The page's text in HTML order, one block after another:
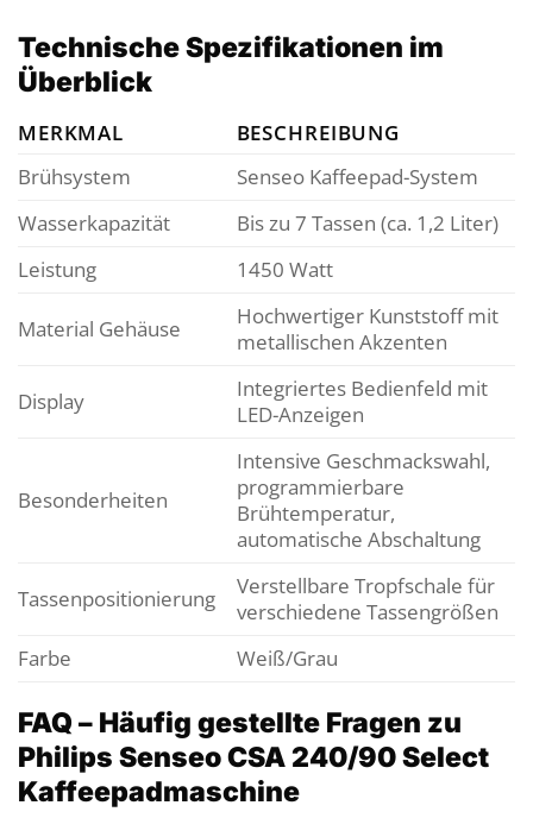
Technische Spezifikationen im
Überblick
MERKMAL
BESCHREIBUNG
Brühsystem
Senseo Kaffeepad-System
Wasserkapazität
Bis zu 7 Tassen (ca. 1,2 Liter)
Leistung
1450 Watt
Material Gehäuse
Hochwertiger Kunststoff mit
metallischen Akzenten
Display
Integriertes Bedienfeld mit
LED-Anzeigen
Besonderheiten
Intensive Geschmackswahl,
programmierbare
Brühtemperatur,
automatische Abschaltung
Tassenpositionierung
Verstellbare Tropfschale für
verschiedene Tassengrößen
Farbe
Weiß/Grau
FAQ – Häufig gestellte Fragen zu
Philips Senseo CSA 240/90 Select
Kaffeepadmaschine